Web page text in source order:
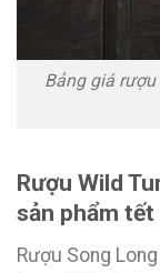
Bảng giá
Rượu Wild
sản phẩm tết
Rượu Song